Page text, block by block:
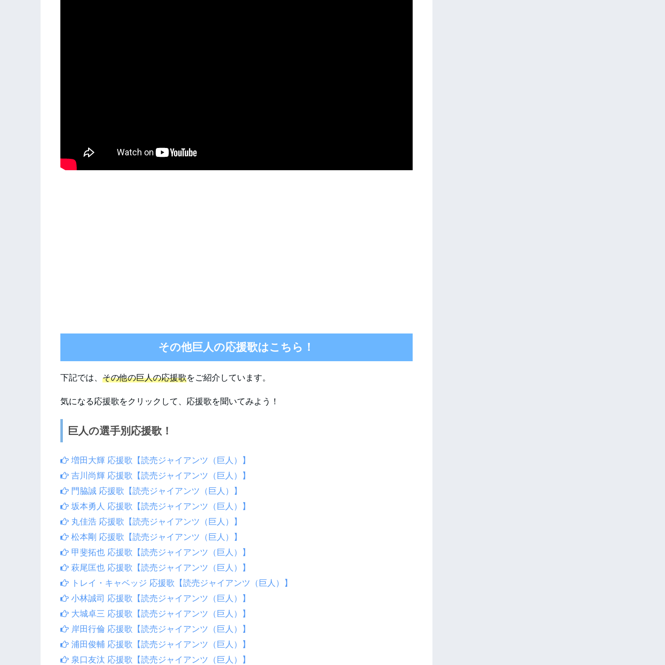
その他巨人の応援歌はこちら！
下記では、 その他の巨人の応援歌をご紹介しています。
気になる応援歌をクリックして、応援歌を聞いてみよう！
巨人の選手別応援歌！
増田大輝 応援歌【読売ジャイアンツ（巨人）】
吉川尚輝 応援歌【読売ジャイアンツ（巨人）】
門脇誠 応援歌【読売ジャイアンツ（巨人）】
坂本勇人 応援歌【読売ジャイアンツ（巨人）】
丸佳浩 応援歌【読売ジャイアンツ（巨人）】
松本剛 応援歌【読売ジャイアンツ（巨人）】
甲斐拓也 応援歌【読売ジャイアンツ（巨人）】
萩尾匡也 応援歌【読売ジャイアンツ（巨人）】
トレイ・キャベッジ 応援歌【読売ジャイアンツ（巨人）】
小林誠司 応援歌【読売ジャイアンツ（巨人）】
大城卓三 応援歌【読売ジャイアンツ（巨人）】
岸田行倫 応援歌【読売ジャイアンツ（巨人）】
浦田俊輔 応援歌【読売ジャイアンツ（巨人）】
泉口友汰 応援歌【読売ジャイアンツ（巨人）】